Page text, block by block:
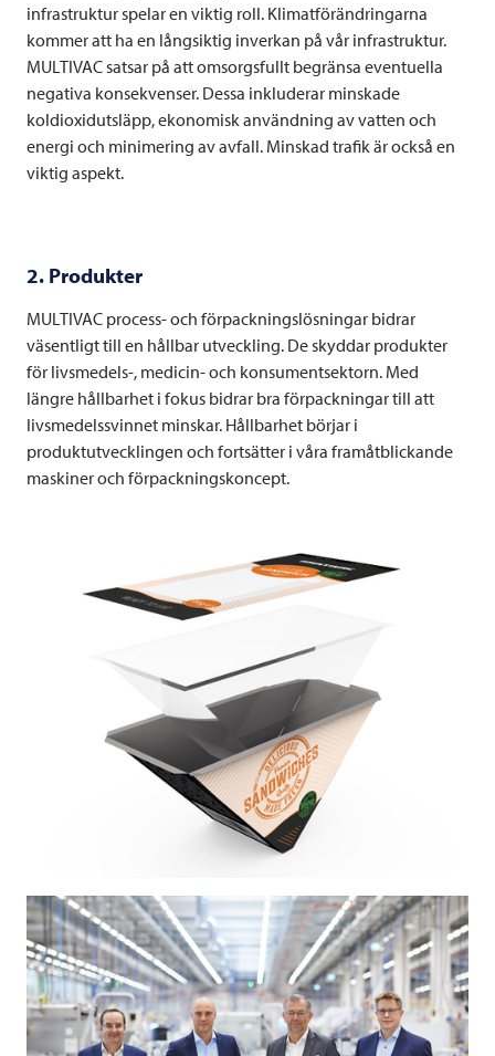
infrastruktur spelar en viktig roll. Klimatförändringarna
kommer att ha en långsiktig inverkan på vår infrastruktur.
MULTIVACsatsar på att omsorgsfullt begränsa eventuella
negativa konsekvenser. Dessa inkluderar minskade
koldioxidutsläpp, ekonomisk användning av vatten och
energi och minimering av avfall. Minskad trafik är också en
viktig aspekt.
2. Produkter
MULTIVAC process- och förpackningslösningar bidrar
väsentligt till en hållbar utveckling. De skyddar produkter
för livsmedels-, medicin- och konsumentsektorn. Med
längre hållbarhet i fokus bidrar bra förpackningar till att
livsmedelssvinnet minskar. Hållbarhet börjar i
produktutvecklingen och fortsätter i våra framåtblickande
maskiner och förpackningskoncept.